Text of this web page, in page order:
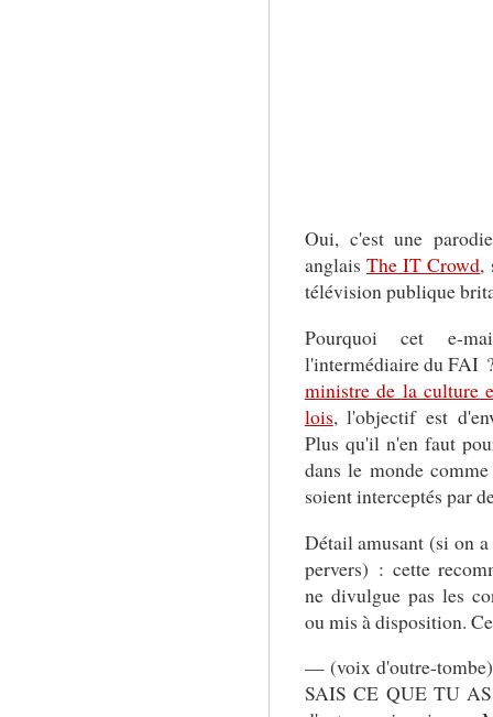
Oui, c'est une
anglais The IT Crowd,
télévision publique
Pourquoi cet e-
l'intermédiaire du FAI
ministre de la culture
lois, l'objectif est
Plus qu'il n'en faut
dans le monde
soient interceptés par
Détail amusant (si on
pervers) : cette
ne divulgue pas les
ou mis à disposition.
— (voix d'outre-
SAIS CE QUE TU